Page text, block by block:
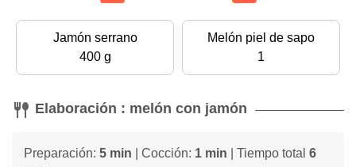
Jamón serrano
400 g
Melón piel de sapo
1
Elaboración : melón con jamón
Preparación: 5 min | Cocción: 1 min | Tiempo total 6